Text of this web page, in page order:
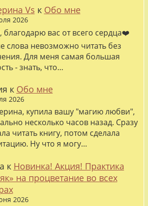
Vs к Обо мне
2026
вас от всего сердца❤️
слова невозможно читать без
Для меня самая большая
- знать, что…
к Обо мне
2026
купила вашу "магию любви",
несколько часов назад. Сразу
читать книгу, потом сделала
Ну что я могу…
к Новинка! Акция! Практика
на процветание во всех
2026